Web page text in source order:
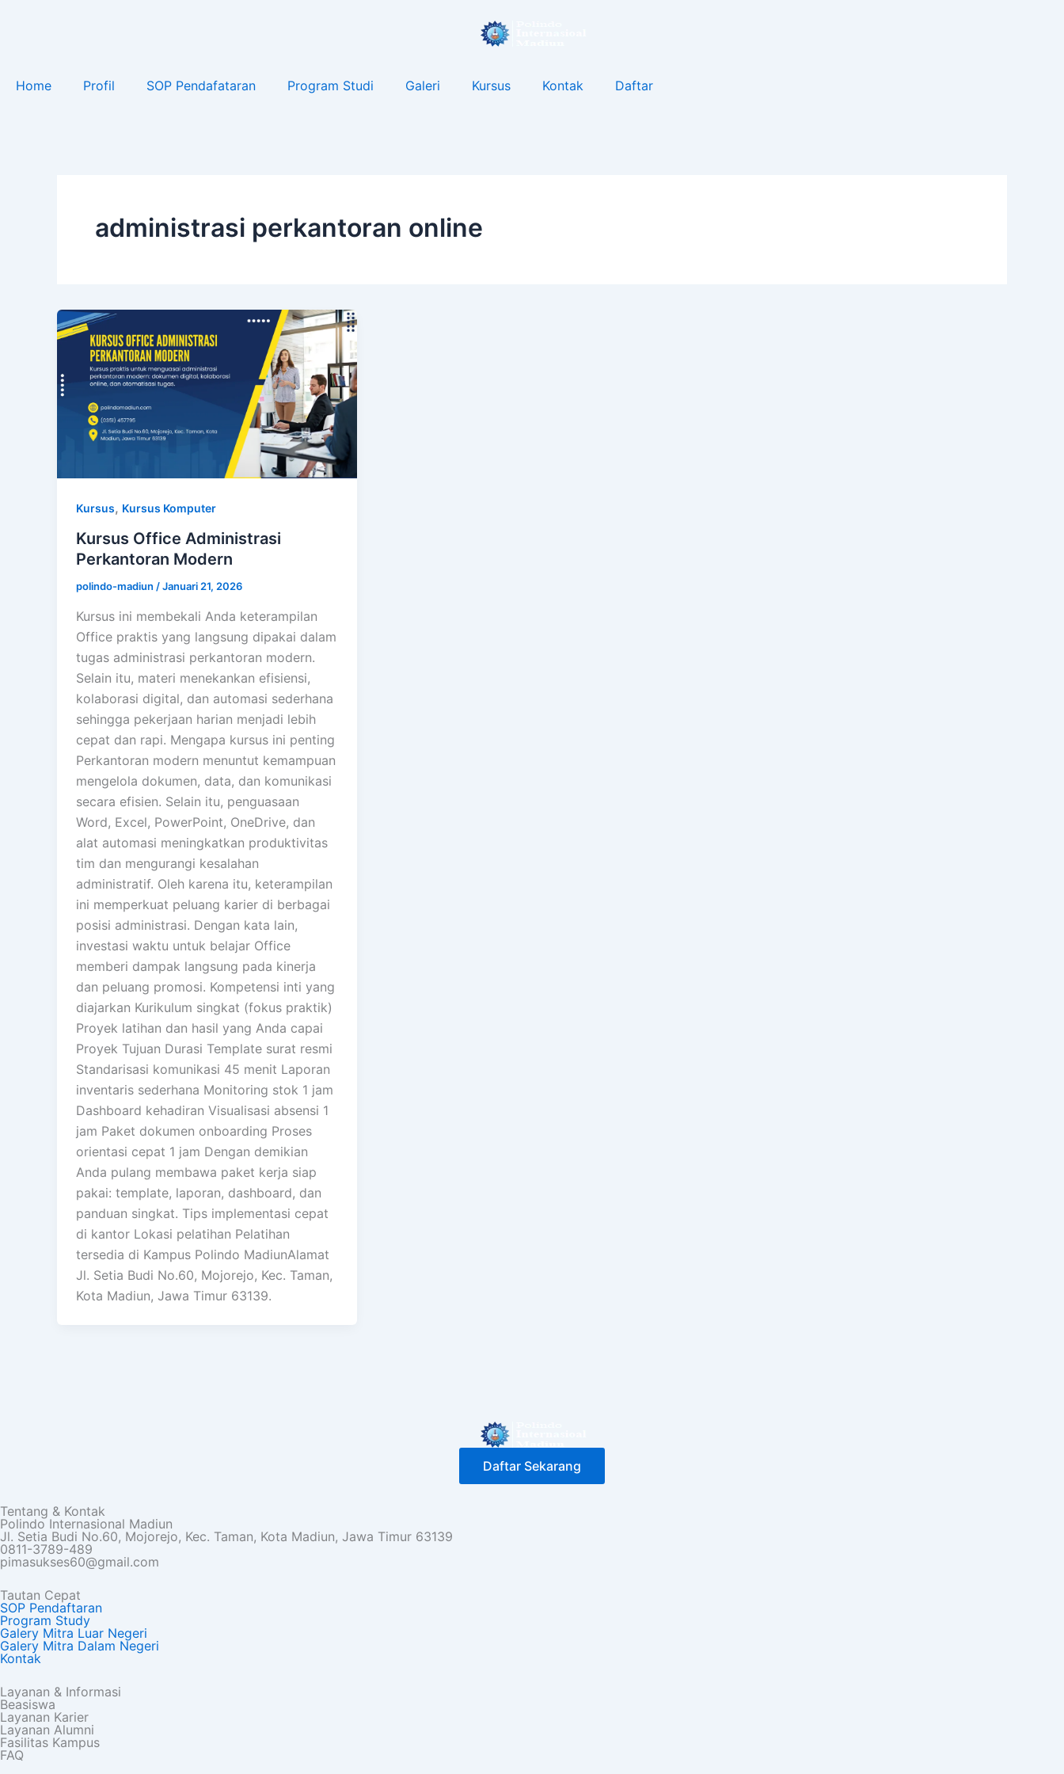
Home Profil SOP Pendafataran Program Studi Galeri Kursus Kontak Daftar
administrasi perkantoran online
Kursus, Kursus Komputer
Kursus Office Administrasi
Perkantoran Modern
polindo-madiun /Januari 21, 2026
Kursus ini membekali Anda keterampilan
Office praktis yang langsung dipakai dalam
tugas administrasi perkantoran modern.
Selain itu, materi menekankan efisiensi,
kolaborasi digital, dan automasi sederhana
sehingga pekerjaan harian menjadi lebih
cepat dan rapi. Mengapa kursus ini penting
Perkantoran modern menuntut kemampuan
mengelola dokumen, data, dan komunikasi
secara efisien. Selain itu, penguasaan
Word, Excel, PowerPoint, OneDrive, dan
alat automasi meningkatkan produktivitas
tim dan mengurangi kesalahan
administratif. Oleh karena itu, keterampilan
ini memperkuat peluang karier di berbagai
posisi administrasi. Dengan kata lain,
investasi waktu untuk belajar Office
memberi dampak langsung pada kinerja
dan peluang promosi. Kompetensi inti yang
diajarkan Kurikulum singkat (fokus praktik)
Proyek latihan dan hasil yang Anda capai
Proyek Tujuan Durasi Template surat resmi
Standarisasi komunikasi 45 menit Laporan
inventaris sederhana Monitoring stok 1 jam
Dashboard kehadiran Visualisasi absensi 1
jam Paket dokumen onboarding Proses
orientasi cepat 1 jam Dengan demikian
Anda pulang membawa paket kerja siap
pakai: template, laporan, dashboard, dan
panduan singkat. Tips implementasi cepat
di kantor Lokasi pelatihan Pelatihan
tersedia di Kampus Polindo MadiunAlamat
Jl. Setia Budi No.60, Mojorejo, Kec. Taman,
Kota Madiun, Jawa Timur 63139.
Daftar Sekarang
Tentang & Kontak
Polindo Internasional Madiun
Jl. Setia Budi No.60, Mojorejo, Kec. Taman, Kota Madiun, Jawa Timur 63139
0811-3789-489
pimasukses60@gmail.com
Tautan Cepat
SOP Pendaftaran
Program Study
Galery Mitra Luar Negeri
Galery Mitra Dalam Negeri
Kontak
Layanan & Informasi
Beasiswa
Layanan Karier
Layanan Alumni
Fasilitas Kampus
FAQ